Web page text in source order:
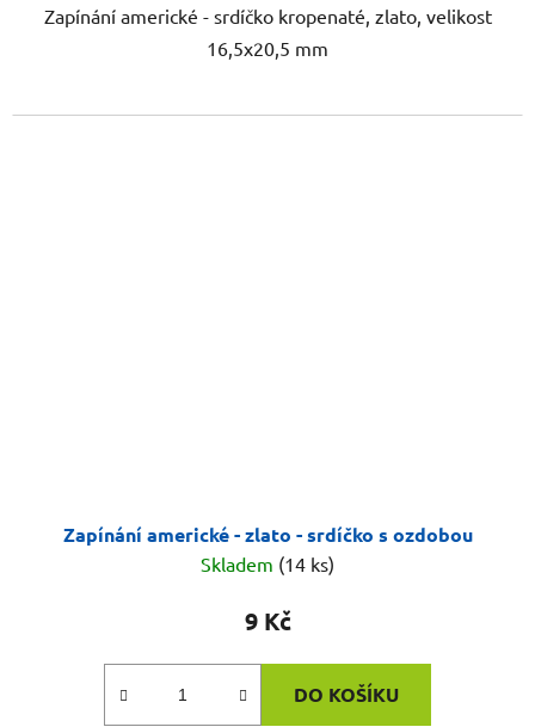
Zapínání americké - srdíčko kropenaté, zlato, velikost
16,5x20,5 mm
Zapínání americké - zlato - srdíčko s ozdobou
Skladem (14 ks)
9 Kč
DO KOŠÍKU